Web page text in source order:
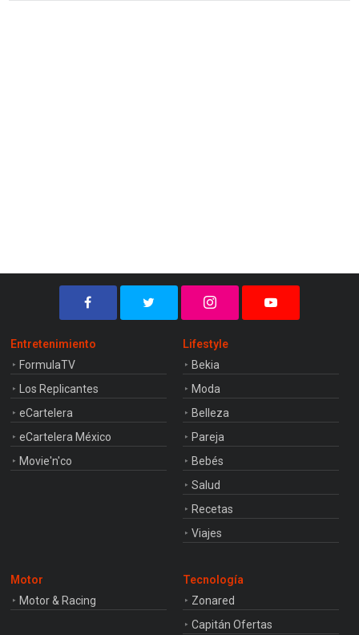
Entretenimiento
FormulaTV
Los Replicantes
eCartelera
eCartelera México
Movie'n'co
Lifestyle
Bekia
Moda
Belleza
Pareja
Bebés
Salud
Recetas
Viajes
Motor
Motor & Racing
Tecnología
Zonared
Capitán Ofertas